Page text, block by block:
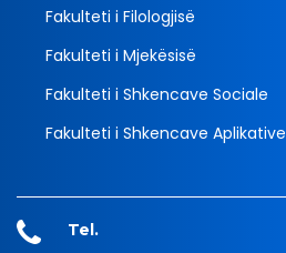
Fakulteti i Filologjisë
Fakulteti i Mjekësisë
Fakulteti i Shkencave Sociale
Fakulteti i Shkencave Aplikative
Tel.